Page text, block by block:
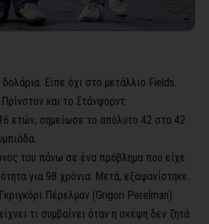
Είπε όχι στο μετάλλιο Fields.
και το Στάνφορντ.
ετών, σημείωσε το απόλυτο 42 στα 42
του πάνω σε ένα πρόβλημα που είχε
για 98 χρόνια. Μετά, εξαφανίστηκε.
Πέρελμαν (Grigori Perelman).
τι συμβαίνει όταν η σκέψη δεν ζητά